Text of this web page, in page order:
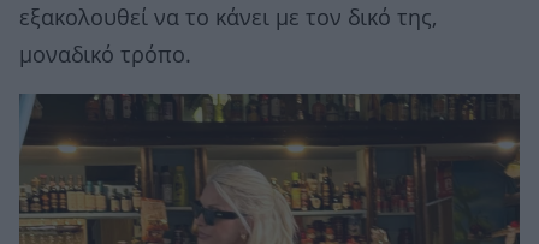
εξακολουθεί να το κάνει με τον δικό της,
μοναδικό τρόπο.